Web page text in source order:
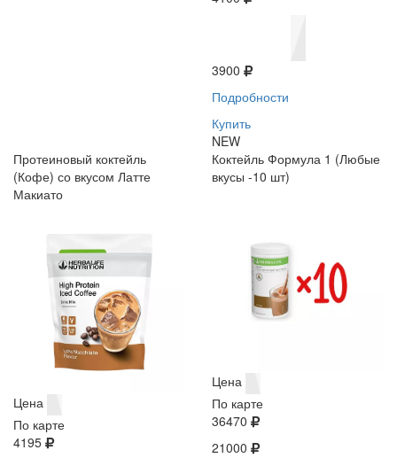
3900
Подробности
Купить
NEW
Протеиновый коктейль
(Кофе) со вкусом Латте
Макиато
Цена
По карте
4195
Коктейль Формула 1 (Любые
вкусы -10 шт)
Цена
По карте
36470
21000